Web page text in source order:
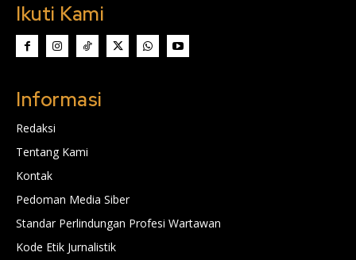
Ikuti Kami
Informasi
Redaksi
Tentang Kami
Kontak
Pedoman Media Siber
Standar Perlindungan Profesi Wartawan
Kode Etik Jurnalistik